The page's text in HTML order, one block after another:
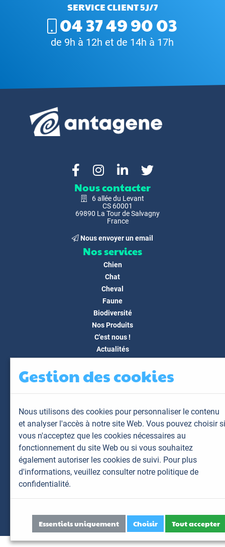
SERVICE CLIENT 5J/7
04 37 49 90 03
de 9h à 12h et de 14h à 17h
Nous contacter
6 allée du Levant
CS 60001
69890 La Tour de Salvagny
France
Nous envoyer un email
Nos services
Chien
Chat
Cheval
Faune
Biodiversité
Nos Produits
C'est nous !
Actualités
FAQ
Mon espace
Mes animaux
Mes résultats
Mes commandes
Mes factures
Gestion des cookies
Nous utilisons des cookies pour personnaliser le contenu
et analyser l'accès à notre site Web. Vous pouvez choisir si
vous n'acceptez que les cookies nécessaires au
fonctionnement du site Web ou si vous souhaitez
également autoriser les cookies de suivi. Pour plus
d'informations, veuillez consulter notre politique de
confidentialité.
Essentiels uniquement Choisir Tout accepter